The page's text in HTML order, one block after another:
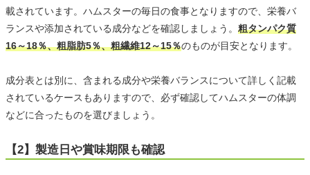
載されています。ハムスターの毎日の食事となりますので、栄養バ
ランスや添加されている成分などを確認しましょう。 粗タンパク質
16～18％、粗脂肪5％、粗繊維12～15％のものが目安となります。
成分表とは別に、含まれる成分や栄養バランスについて詳しく記載
されているケースもありますので、必ず確認してハムスターの体調
などに合ったものを選びましょう。
【2】製造日や賞味期限も確認